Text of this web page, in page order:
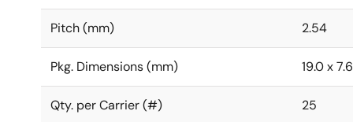
Pitch (mm) 2.54
Pkg. Dimensions (mm) 19.0 x
Qty. per Carrier (#) 25